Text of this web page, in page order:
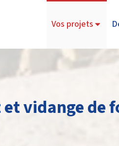
Vos projets
vidange de